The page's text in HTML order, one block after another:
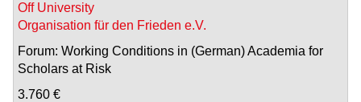
Off University
Organisation für den Frieden e.V.
Forum: Working Conditions in (German) Academia for
Scholars at Risk
3.760 €